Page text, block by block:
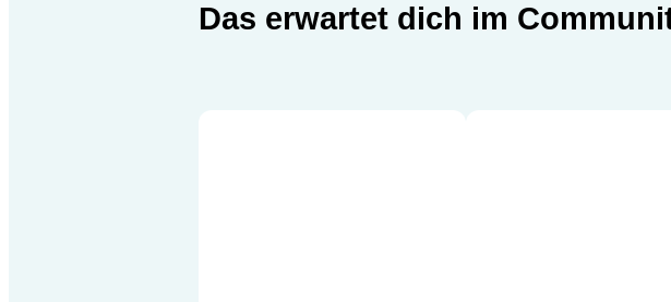
Das erwartet dich im